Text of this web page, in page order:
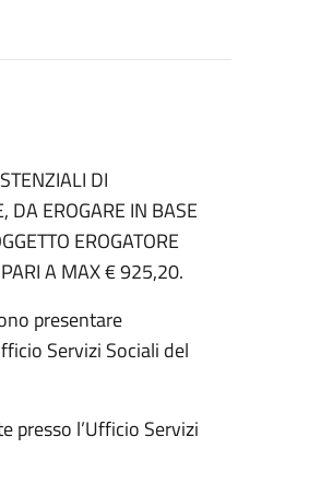
DI
DA EROGARE IN BASE
EROGATORE
PARI A MAX € 925,20.
presentare
Servizi Sociali del
presso l’Ufficio Servizi